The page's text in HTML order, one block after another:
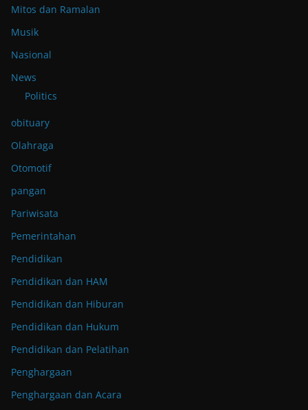
Mitos dan Ramalan
Musik
Nasional
News
Politics
obituary
Olahraga
Otomotif
pangan
Pariwisata
Pemerintahan
Pendidikan
Pendidikan dan HAM
Pendidikan dan Hiburan
Pendidikan dan Hukum
Pendidikan dan Pelatihan
Penghargaan
Penghargaan dan Acara